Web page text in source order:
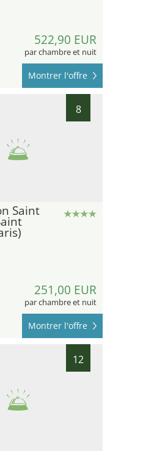
522,90 EUR
par chambre et nuit
Montrer l'offre
8
Saint
251,00 EUR
par chambre et nuit
Montrer l'offre
12